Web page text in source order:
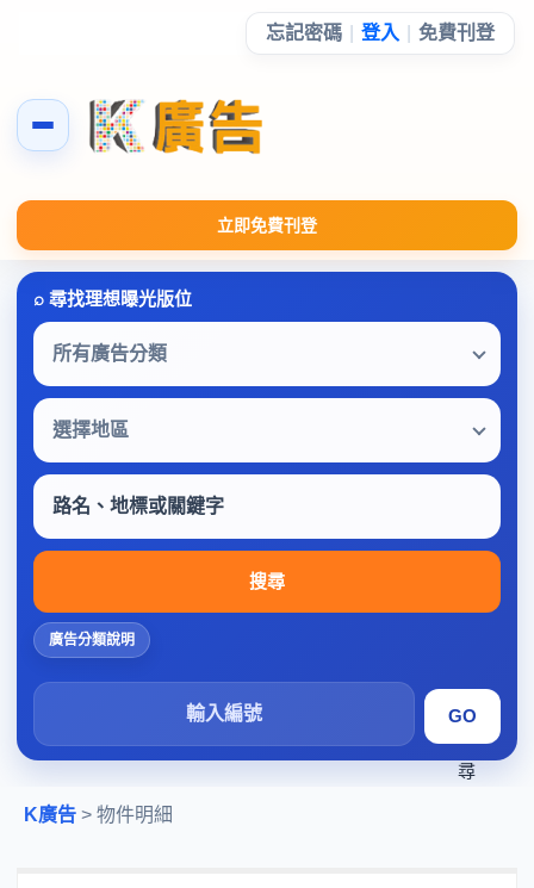
立即免費刊登
忘記密碼 登入 免費刊登
所有廣告分類
選擇地區
搜尋
廣告分類說明
搜
尋
K廣告 > 物件明細